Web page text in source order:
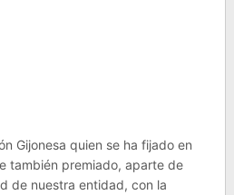
Gijonesa quien se ha fijado en
también premiado, aparte de
de nuestra entidad, con la